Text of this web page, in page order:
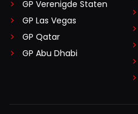
GP Verenigde Staten
GP Las Vegas
GP Qatar
GP Abu Dhabi